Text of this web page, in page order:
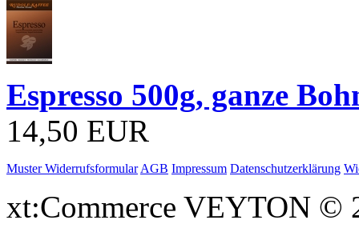
Espresso 500g, ganze
14,50 EUR
Muster Widerrufsformular AGB Impressum Datenschutzerklärung
xt:Commerce VEYTON ©